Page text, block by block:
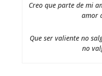
Creo que parte de mi
amor
Que ser valiente no
no